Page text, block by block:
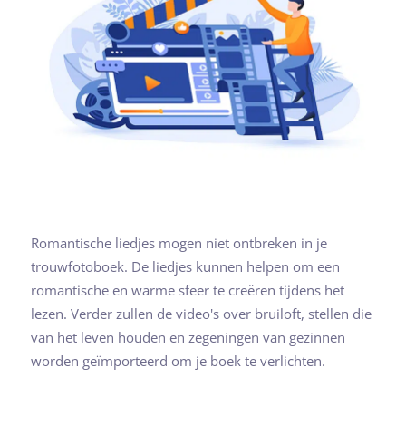
Romantische liedjes mogen niet ontbreken in je
trouwfotoboek. De liedjes kunnen helpen om een
romantische en warme sfeer te creëren tijdens het
lezen. Verder zullen de video's over bruiloft, stellen die
van het leven houden en zegeningen van gezinnen
worden geïmporteerd om je boek te verlichten.